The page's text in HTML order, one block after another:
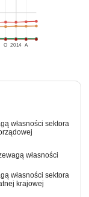
2014
O A
własności sektora
własności
własności sektora
krajowej